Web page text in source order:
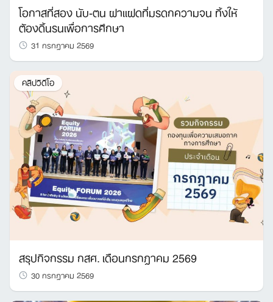
โอกาสที่สอง นับ-ตน ฝาแฝดที่มรดกความจน ทิ้งให้
ต้องดิ้นรนเพื่อการศึกษา
31 กรกฎาคม 2569
คลิปวิดีโอ
สรุปกิจกรรม กสศ. เดือนกรกฎาคม 2569
30 กรกฎาคม 2569